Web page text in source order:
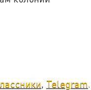
Telegram